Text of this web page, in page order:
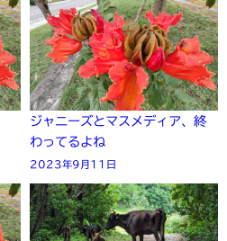
ジャニーズとマスメディア、終
わってるよね
2023年9月11日